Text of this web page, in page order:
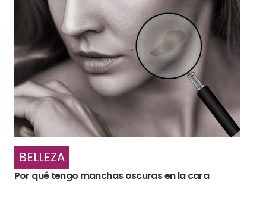
BELLEZA
Por qué tengo manchas oscuras en la cara